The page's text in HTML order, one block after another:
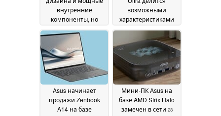
внутренние
компоненты, но
разочаровывающая
поддержка
программного
обеспечения
February 2025
возможными
характеристиками
предстоящего
флагманского
телефона02 February
2025
Asus начинает
продажи Zenbook
A14 на базе
Мини-ПК Asus на
базе AMD Strix Halo
замечен в сети 28